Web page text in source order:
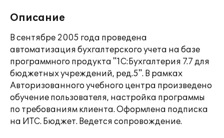
Описание
В сентябре 2005 года проведена
автоматизация бухгалтерского учета на базе
программного продукта "1С:Бухгалтерия 7.7 для
бюджетных учреждений, ред.5". В рамках
Авторизованного учебного центра произведено
обучение пользователя, настройка программы
по требованиям клиента. Оформлена подписка
на ИТС. Бюджет. Ведется сопровождение.